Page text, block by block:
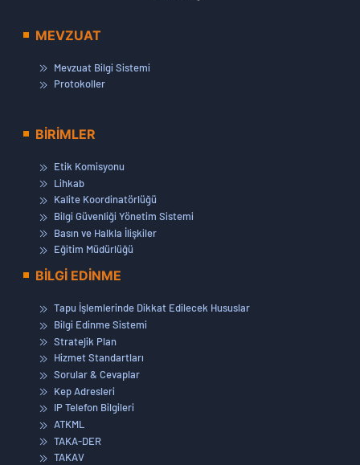
MEVZUAT
Mevzuat Bilgi Sistemi
Protokoller
BİRİMLER
Etik Komisyonu
Lihkab
Kalite Koordinatörlüğü
Bilgi Güvenliği Yönetim Sistemi
Basın ve Halkla İlişkiler
Eğitim Müdürlüğü
BİLGİ EDİNME
Tapu İşlemlerinde Dikkat Edilecek Hususlar
Bilgi Edinme Sistemi
Stratejik Plan
Hizmet Standartları
Sorular & Cevaplar
Kep Adresleri
IP Telefon Bilgileri
ATKML
TAKA-DER
TAKAV